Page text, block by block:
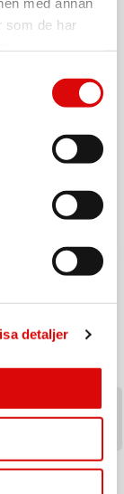
som de har
detaljer
sortiment av
och
Borstat